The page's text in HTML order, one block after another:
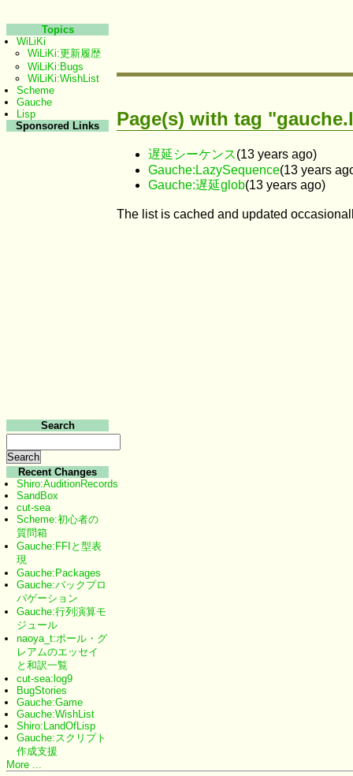
Page(s) with tag
遅延シーケンス(13 years ago)
Gauche:LazySequence(13 years
Gauche:遅延glob(13 years ago)
The list is cached and updated
Topics
WiLiKi
WiLiKi:更新履歴
WiLiKi:Bugs
WiLiKi:WishList
Scheme
Gauche
Lisp
Sponsored Links
Search
Recent Changes
Shiro:AuditionRecords
SandBox
cut-sea
Scheme:初心者の
質問箱
Gauche:FFIと型表
現
Gauche:Packages
Gauche:バックプロ
パゲーション
Gauche:行列演算モ
ジュール
naoya_t:ポール・グ
レアムのエッセイ
と和訳一覧
cut-sea:log9
BugStories
Gauche:Game
Gauche:WishList
Shiro:LandOfLisp
Gauche:スクリプト
作成支援
More ...